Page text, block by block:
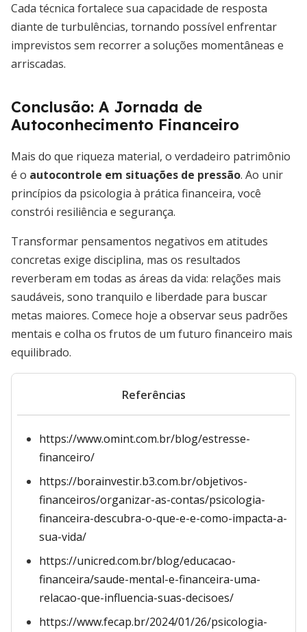
Cada técnica fortalece sua capacidade de resposta
diante de turbulências, tornando possível enfrentar
imprevistos sem recorrer a soluções momentâneas e
arriscadas.
Conclusão: A Jornada de
Autoconhecimento Financeiro
Mais do que riqueza material, o verdadeiro patrimônio
é o autocontrole em situações de pressão. Ao unir
princípios da psicologia à prática financeira, você
constrói resiliência e segurança.
Transformar pensamentos negativos em atitudes
concretas exige disciplina, mas os resultados
reverberam em todas as áreas da vida: relações mais
saudáveis, sono tranquilo e liberdade para buscar
metas maiores. Comece hoje a observar seus padrões
mentais e colha os frutos de um futuro financeiro mais
equilibrado.
Referências
https://www.omint.com.br/blog/estresse-
financeiro/
https://borainvestir.b3.com.br/objetivos-
financeiros/organizar-as-contas/psicologia-
financeira-descubra-o-que-e-e-como-impacta-a-
sua-vida/
https://unicred.com.br/blog/educacao-
financeira/saude-mental-e-financeira-uma-
relacao-que-influencia-suas-decisoes/
https://www.fecap.br/2024/01/26/psicologia-